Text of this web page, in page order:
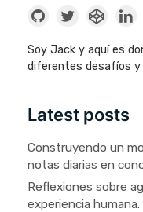
Soy Jack y aquí es
diferentes desafíos y
Latest posts
Construyendo un
notas diarias en
Reflexiones sobre
experiencia humana.